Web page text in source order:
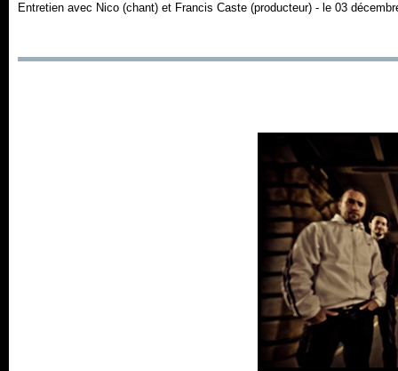
Entretien avec Nico (chant) et Francis Caste (producteur) - le 03